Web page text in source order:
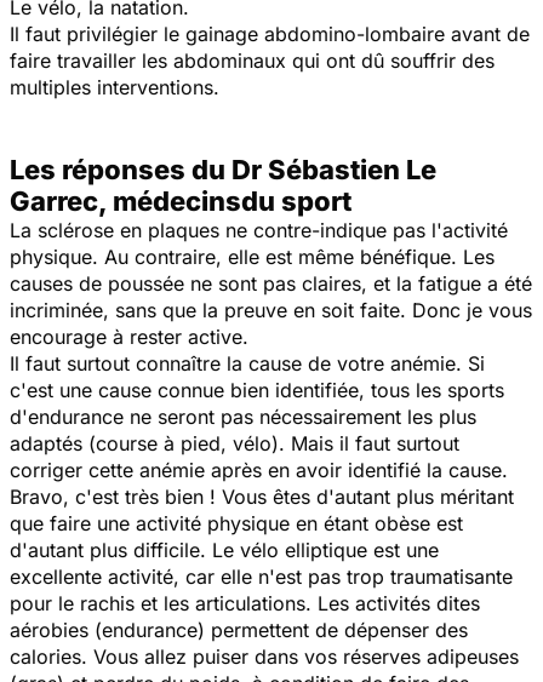
Le vélo, la natation.
Il faut privilégier le gainage abdomino-lombaire avant de
faire travailler les abdominaux qui ont dû souffrir des
multiples interventions.
Les réponses du Dr Sébastien Le
Garrec, médecinsdu sport
La sclérose en plaques ne contre-indique pas l'activité
physique. Au contraire, elle est même bénéfique. Les
causes de poussée ne sont pas claires, et la fatigue a été
incriminée, sans que la preuve en soit faite. Donc je vous
encourage à rester active.
Il faut surtout connaître la cause de votre anémie. Si
c'est une cause connue bien identifiée, tous les sports
d'endurance ne seront pas nécessairement les plus
adaptés (course à pied, vélo). Mais il faut surtout
corriger cette anémie après en avoir identifié la cause.
Bravo, c'est très bien ! Vous êtes d'autant plus méritant
que faire une activité physique en étant obèse est
d'autant plus difficile. Le vélo elliptique est une
excellente activité, car elle n'est pas trop traumatisante
pour le rachis et les articulations. Les activités dites
aérobies (endurance) permettent de dépenser des
calories. Vous allez puiser dans vos réserves adipeuses